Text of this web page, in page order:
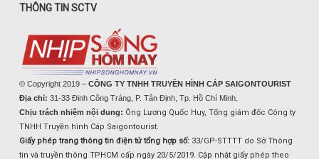
THÔNG TIN SCTV
© Copyright 2019 – CÔNG TY TNHH TRUYỀN HÌNH CÁP SAIGONTOURIST
Địa chỉ: 31-33 Đinh Công Tráng, P. Tân Định, Tp. Hồ Chí Minh.
Chịu trách nhiệm nội dung: Ông Lương Quốc Huy, Tổng giám đốc Công ty
TNHH Truyền hình Cáp Saigontourist.
Giấy phép trang thông tin điện tử tổng hợp số: 33/GP-STTTT do Sở Thông
tin và truyền thông TPHCM cấp ngày 20/5/2019. Cập nhật giấy phép theo